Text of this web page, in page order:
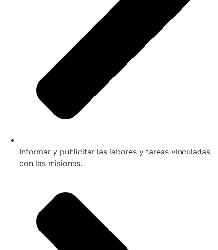
Informar y publicitar las labores y tareas vinculadas
con las misiones.